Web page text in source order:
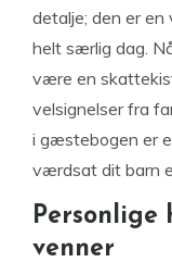
detalje; den er
helt særlig dag.
være en
velsignelser fra
i gæstebogen er
værdsat dit barn
Personlige
venner